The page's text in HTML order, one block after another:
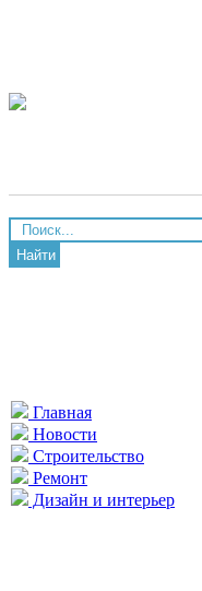
Найти
Главная
Новости
Строительство
Ремонт
Дизайн и интерьер